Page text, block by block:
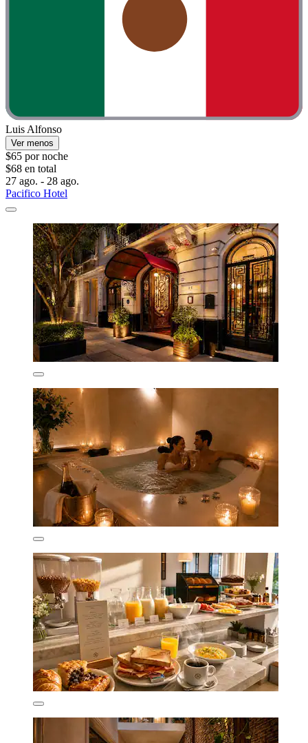
Luis Alfonso
Ver menos
$65 por noche
$68 en total
27 ago. - 28 ago.
Pacifico Hotel